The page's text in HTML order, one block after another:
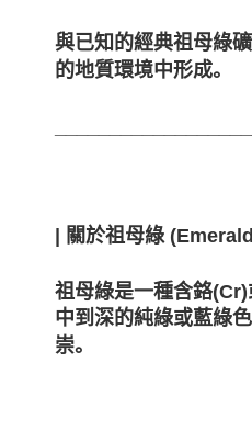
與已知的經典祖母綠
的地質環境中形成。
| 關於祖母綠
祖母綠是一種含鉻
中到深的純綠或藍綠
崇。